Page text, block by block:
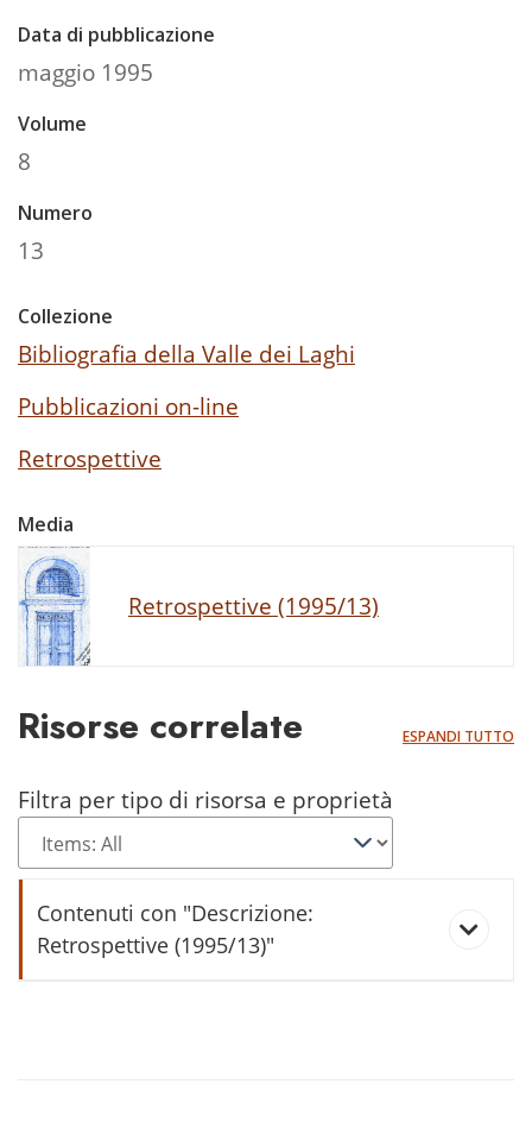
Data di pubblicazione
maggio 1995
Volume
8
Numero
13
Collezione
Bibliografia della Valle dei Laghi
Pubblicazioni on-line
Retrospettive
Media
Retrospettive (1995/13)
Risorse correlate ESPANDI TUTTO
Filtra per tipo di risorsa e proprietà
Contenuti con "Descrizione:
Retrospettive (1995/13)"